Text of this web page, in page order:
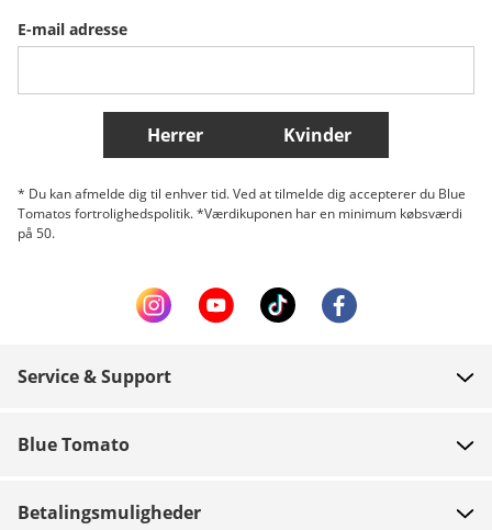
Belgique (Français) Danmark Norge
Flere lande
E-mail adresse
Herrer Kvinder
* Du kan afmelde dig til enhver tid. Ved at tilmelde dig accepterer du Blue
Tomatos fortrolighedspolitik. *Værdikuponen har en minimum købsværdi
på 50.
Service & Support
Betaling
Blue Tomato
Betalingsmuligheder